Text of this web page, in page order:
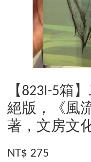
【823I-5箱
絕版，《風
著，文房文
NT$ 275